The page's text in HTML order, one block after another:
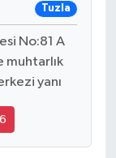
Tuzla
No:81 A
muhtarlık
yanı